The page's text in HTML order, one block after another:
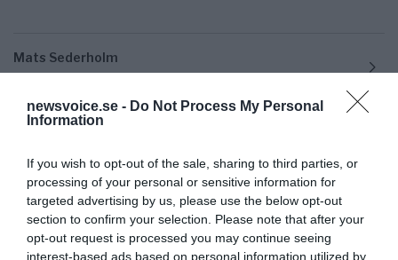
newsvoice.se - Do Not Process My Personal
Information
If you wish to opt-out of the sale, sharing to third parties, or
processing of your personal or sensitive information for
targeted advertising by us, please use the below opt-out
section to confirm your selection. Please note that after your
opt-out request is processed you may continue seeing
interest-based ads based on personal information utilized by
Mats Sederholm
mats@sederholm.nu
birger schlaug kollision linda bjuvgård